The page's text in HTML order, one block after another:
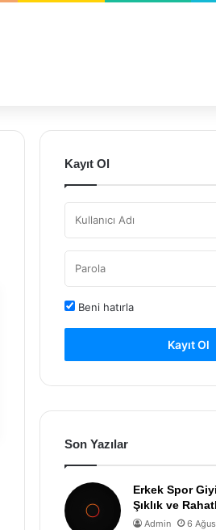
Kayıt Ol
Beni hatırla
Kayıt Ol
Son Yazılar
Erkek Spor
Şıklık ve
Admin 6